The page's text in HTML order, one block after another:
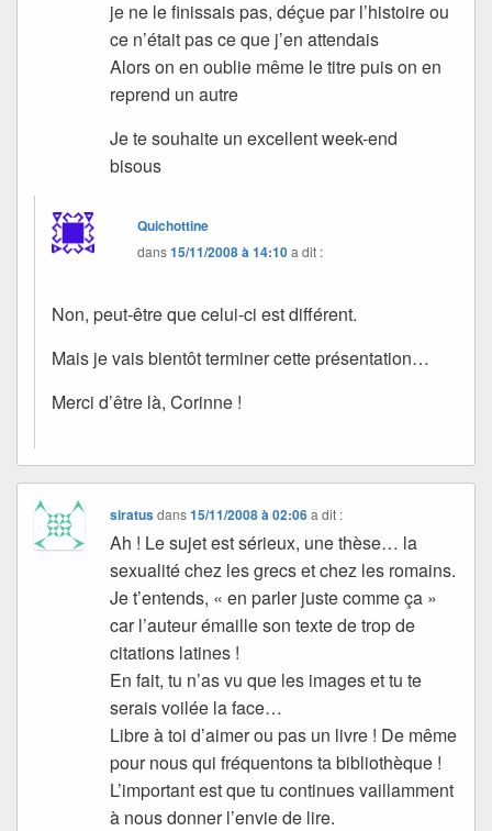
je ne le finissais pas, déçue par l’histoire ou
ce n’était pas ce que j’en attendais
Alors on en oublie même le titre puis on en
reprend un autre
Je te souhaite un excellent week-end
bisous
Quichottine
dans15/11/2008 à 14:10a dit :
Non, peut-être que celui-ci est différent.
Mais je vais bientôt terminer cette présentation…
Merci d’être là, Corinne !
siratusdans15/11/2008 à 02:06 a dit :
Ah ! Le sujet est sérieux, une thèse… la
sexualité chez les grecs et chez les romains.
Je t’entends, « en parler juste comme ça »
car l’auteur émaille son texte de trop de
citations latines !
En fait, tu n’as vu que les images et tu te
serais voilée la face…
Libre à toi d’aimer ou pas un livre ! De même
pour nous qui fréquentons ta bibliothèque !
L’important est que tu continues vaillamment
à nous donner l’envie de lire.